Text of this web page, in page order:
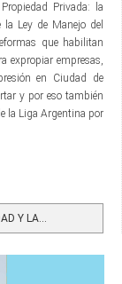
Privada: la
Ley de Manejo del
que habilitan
expropiar empresas,
en Ciudad de
y por eso también
la Liga Argentina por
Y LA...